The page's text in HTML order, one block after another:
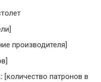
производителя]
[количество патронов в